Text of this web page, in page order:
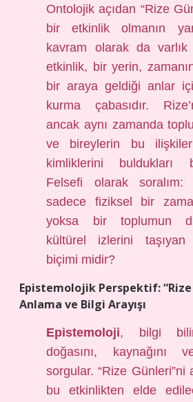
Ontolojik açıdan “Rize
bir etkinlik olmanın
kavram olarak da
etkinlik, bir yerin,
bir araya geldiği anlar
kurma çabasıdır.
ancak aynı zamanda
ve bireylerin bu ilişkiler
kimliklerini buldukları
Felsefi olarak
sadece fiziksel bir
yoksa bir toplumun
kültürel izlerini
biçimi midir?
Epistemolojik Perspektif:
Anlama ve Bilgi Arayışı
Epistemoloji, bilgi
doğasını, kaynağını
sorgular. “Rize Günleri”ni
bu etkinlikten elde